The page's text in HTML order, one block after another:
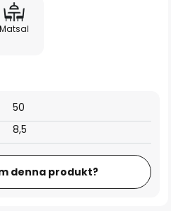
Matsal
8,5
50
denna produkt?